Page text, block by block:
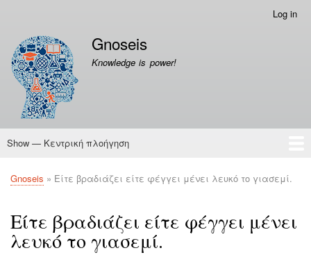
λογαριασμού
χρήστη
Log in
Gnoseis
Knowledge is power!
Κεντρική
Show — Κεντρική πλοήγηση
Gnoseis
Quotes
Breadcrumb
Gnoseis Είτε βραδιάζει είτε φέγγει μένει λευκό το γιασεμί.
Είτε βραδιάζει είτε φέγγει μένει
λευκό το γιασεμί.